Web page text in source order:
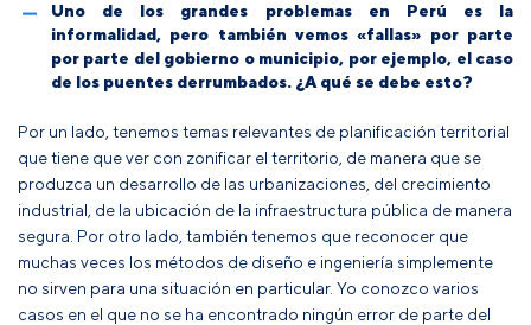
Uno de los grandes problemas en Perú es la
informalidad, pero también vemos «fallas» por parte
por parte del gobierno o municipio, por ejemplo, el caso
de los puentes derrumbados. ¿A qué se debe esto?
Por un lado, tenemos temas relevantes de planificación territorial
que tiene que ver con zonificar el territorio, de manera que se
produzca un desarrollo de las urbanizaciones, del crecimiento
industrial, de la ubicación de la infraestructura pública de manera
segura. Por otro lado, también tenemos que reconocer que
muchas veces los métodos de diseño e ingeniería simplemente
no sirven para una situación en particular. Yo conozco varios
casos en el que no se ha encontrado ningún error de parte del